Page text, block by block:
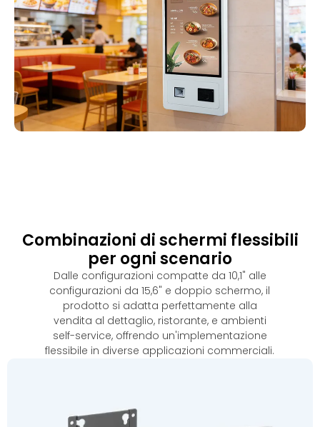
Combinazioni di schermi flessibili
per ogni scenario
Dalle configurazioni compatte da 10,1" alle
configurazioni da 15,6" e doppio schermo, il
prodotto si adatta perfettamente alla
vendita al dettaglio, ristorante, e ambienti
self-service, offrendo un'implementazione
flessibile in diverse applicazioni commerciali.